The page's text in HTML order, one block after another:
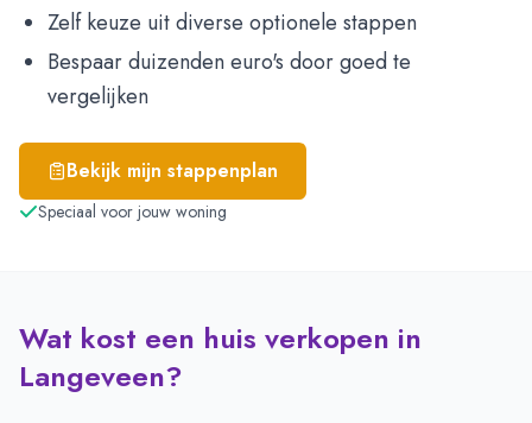
Zelf keuze uit diverse optionele stappen
Bespaar duizenden euro's door goed te
vergelijken
Bekijk mijn stappenplan
Speciaal voor jouw woning
Wat kost een huis verkopen in
Langeveen?